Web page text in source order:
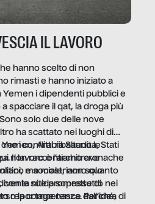
IL LAVORO
hanno scelto di non
rimasti e hanno iniziato a
Yemen i dipendenti pubblici e
spacciare il qat, la droga più
solo due delle nove
ha scattato nei luoghi di
i conflitti ribaltano le
Il lavoro è l’architrave
e sociale, non solo
nitida soprattutto nei
reportage nasce dall’idea
Arabia Saudita, Stati
non raccontiamo cronache
ma mostriamo quanto
con le sue promesse di
la competenza. Perché, di